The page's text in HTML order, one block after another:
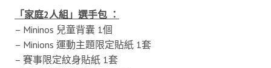
「家庭2人組」選手包 ：
– Mininos 兒童背囊 1個
– Minions 運動主題限定貼紙 1套
– 賽事限定紋身貼紙 1套